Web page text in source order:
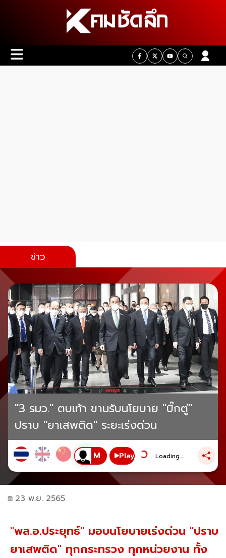
ข่าว
"3 รมว." ตบเท้า ขานรับนโยบาย "บิ๊กตู่"
ปราบ "ยาเสพติด" ระยะเร่งด่วน
Play Loading...
23 พ.ย. 2565
"พล.อ.ประยุทธ์" มอบนโยบายเร่งด่วน "ปราบ
ยาเสพติด" ทุกกระทรวง ทุกหน่วยงาน ทั้ง